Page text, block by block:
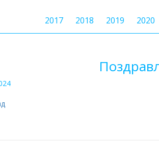
2017 2018 2019 2020